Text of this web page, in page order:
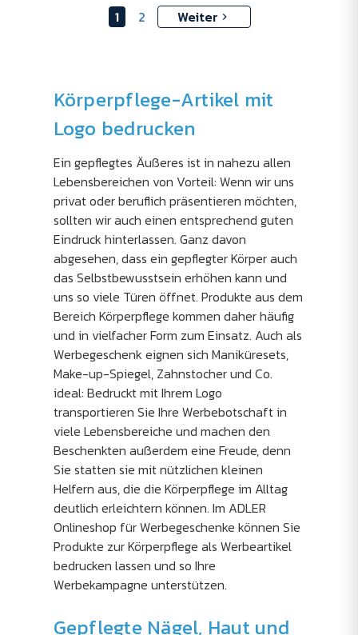
1 2 Weiter
Körperpflege-Artikel mit
Logo bedrucken
Ein gepflegtes Äußeres ist in nahezu allen
Lebensbereichen von Vorteil: Wenn wir uns
privat oder beruflich präsentieren möchten,
sollten wir auch einen entsprechend guten
Eindruck hinterlassen. Ganz davon
abgesehen, dass ein gepflegter Körper auch
das Selbstbewusstsein erhöhen kann und
uns so viele Türen öffnet. Produkte aus dem
Bereich Körperpflege kommen daher häufig
und in vielfacher Form zum Einsatz. Auch als
Werbegeschenk eignen sich Maniküresets,
Make-up-Spiegel, Zahnstocher und Co.
ideal: Bedruckt mit Ihrem Logo
transportieren Sie Ihre Werbebotschaft in
viele Lebensbereiche und machen den
Beschenkten außerdem eine Freude, denn
Sie statten sie mit nützlichen kleinen
Helfern aus, die die Körperpflege im Alltag
deutlich erleichtern können. Im ADLER
Onlineshop für Werbegeschenke können Sie
Produkte zur Körperpflege als Werbeartikel
bedrucken lassen und so Ihre
Werbekampagne unterstützen.
Gepflegte Nägel, Haut und